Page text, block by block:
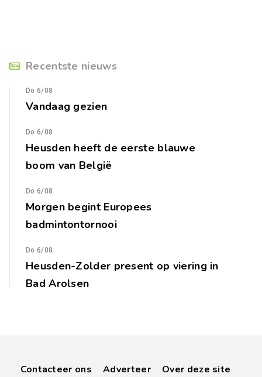
Recentste nieuws
Do 6/08
Vandaag gezien
Do 6/08
Heusden heeft de eerste blauwe
boom van België
Do 6/08
Morgen begint Europees
badmintontornooi
Do 6/08
Heusden-Zolder present op viering in
Bad Arolsen
Contacteer ons Adverteer Over deze site